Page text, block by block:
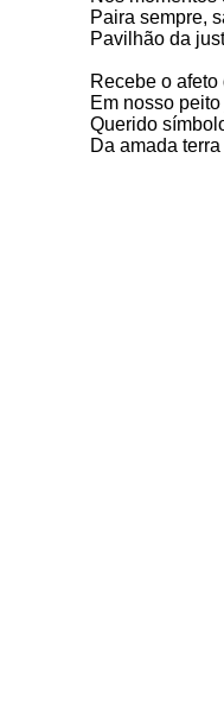
Paira sempre,
Pavilhão da
Recebe o afeto
Em nosso
Querido
Da amada